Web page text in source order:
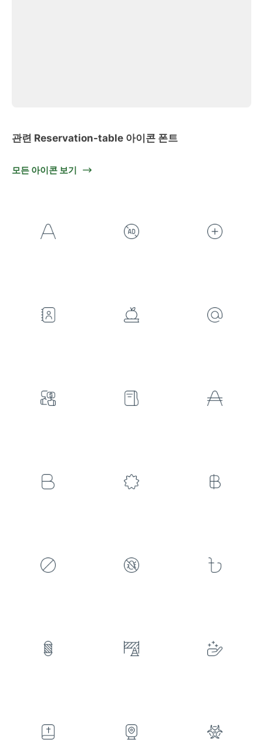
관련 Reservation-table 아이콘 폰트
모든 아이콘 보기